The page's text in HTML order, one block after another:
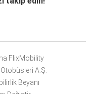
FlixMobility
A.Ş.
Beyanı